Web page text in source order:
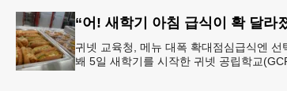
“어! 새학기 아침 급식이 확 달라
귀넷 교육청, 메뉴 대폭 확대점심급식엔 선
봬 5일 새학기를 시작한 귀넷 공립학교